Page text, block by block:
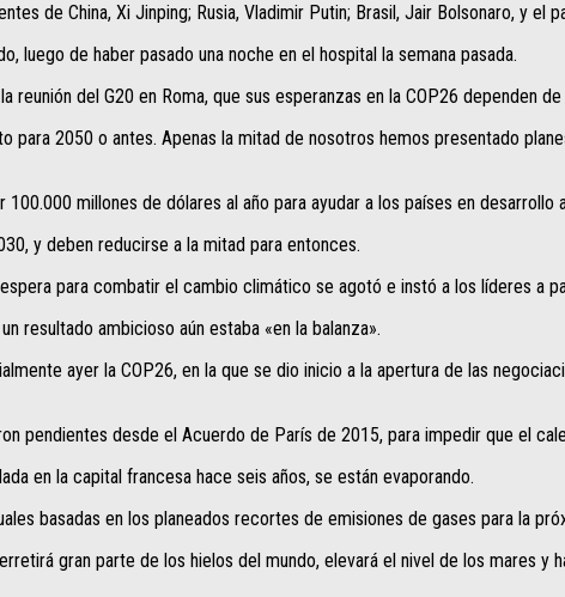
de China, Xi Jinping; Rusia, Vladimir Putin; Brasil, Jair Bolsonaro, y el
luego de haber pasado una noche en el hospital la semana pasada.
reunión del G20 en Roma, que sus esperanzas en la COP26 dependen
para 2050 o antes. Apenas la mitad de nosotros hemos presentado
millones de dólares al año para ayudar a los países en
y deben reducirse a la mitad para entonces.
para combatir el cambio climático se agotó e instó a los líderes a
resultado ambicioso aún estaba «en la balanza».
ayer la COP26, en la que se dio inicio a la apertura de las
pendientes desde el Acuerdo de París de 2015, para impedir que el
en la capital francesa hace seis años, se están evaporando.
basadas en los planeados recortes de emisiones de gases para la
gran parte de los hielos del mundo, elevará el nivel de los mares